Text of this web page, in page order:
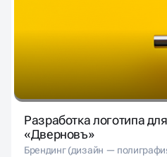
Разработка логотипа
«Дверновъ»
Брендинг (дизайн —